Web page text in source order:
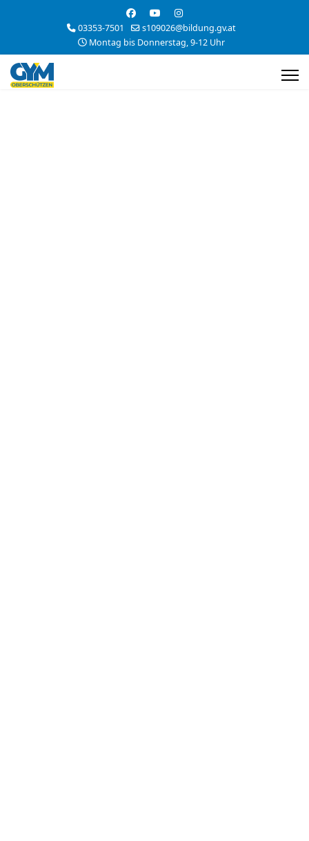
03353-7501
s109026@bildung.gv.at
Montag bis Donnerstag, 9-12 Uhr